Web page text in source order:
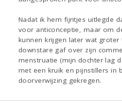
Nadat ik hem fijntjes uitlegde
voor anticonceptie, maar om
kunnen krijgen later wat
downstare gaf over zijn
menstruatie (mijn dochter lag
met een kruik en pijnstillers in
doorverwijzing gekregen.